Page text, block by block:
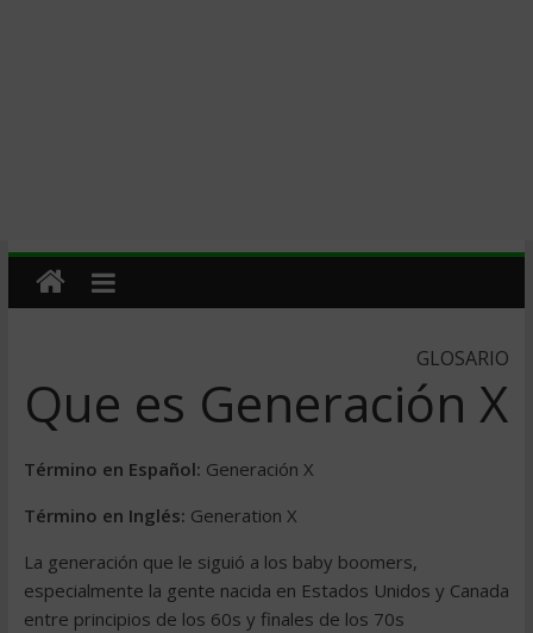
GLOSARIO
Que es Generación X
Término en Español: Generación X
Término en Inglés: Generation X
La generación que le siguió a los baby boomers,
especialmente la gente nacida en Estados Unidos y Canada
entre principios de los 60s y finales de los 70s